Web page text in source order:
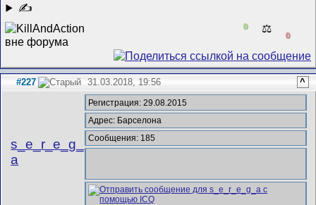
✍
0 ⚖️
0
#227 31.03.2018, 19:56 ^
s_e_r_e_g_
a
Регистрация: 29.08.2015
Адрес: Барселона
Сообщения: 185